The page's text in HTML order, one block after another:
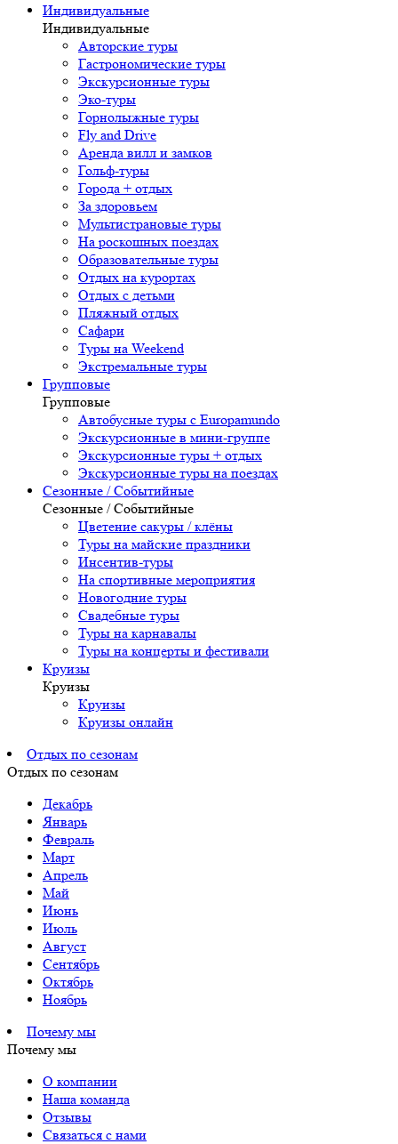
Индивидуальные
Индивидуальные
Авторские туры
Гастрономические туры
Экскурсионные туры
Эко-туры
Горнолыжные туры
Fly and Drive
Аренда вилл и замков
Гольф-туры
Города + отдых
За здоровьем
Мультистрановые туры
На роскошных поездах
Образовательные туры
Отдых на курортах
Отдых с детьми
Пляжный отдых
Сафари
Туры на Weekend
Экстремальные туры
Групповые
Групповые
Автобусные туры с Europamundo
Экскурсионные в мини-группе
Экскурсионные туры + отдых
Экскурсионные туры на поездах
Сезонные / Событийные
Сезонные / Событийные
Цветение сакуры / клёны
Туры на майские праздники
Инсентив-туры
На спортивные мероприятия
Новогодние туры
Свадебные туры
Туры на карнавалы
Туры на концерты и фестивали
Круизы
Круизы
Круизы
Круизы онлайн
Отдых по сезонам
Отдых по сезонам
Декабрь
Январь
Февраль
Март
Апрель
Май
Июнь
Июль
Август
Сентябрь
Октябрь
Ноябрь
Почему мы
Почему мы
О компании
Наша команда
Отзывы
Связаться с нами